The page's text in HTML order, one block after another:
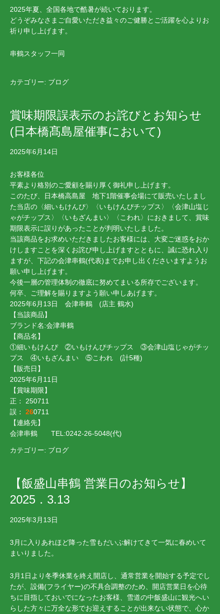
2025年夏、全国各地で酷暑が続いております。
どうぞみなさまご自愛いただき益々のご健勝とご活躍を心よりお
祈り申し上げます。
串鶴スタッフ一同
カテゴリー: ブログ
賞味期限誤表示のお詫びとお知らせ
(日本橋髙島屋催事において)
2025年6月14日
お客様各位
平素より格別のご愛顧を賜り厚く御礼申し上げます。
このたび、日本橋高島屋 地下1階催事会場にて販売いたしまし
た当店の〈細いもけんぴ〉〈いもけんぴチップス〉〈会津山塩じ
ゃがチップス〉〈いもざんまい〉〈こわれ〉におきまして、賞味
期限表示に誤りがあったことが判明いたしました。
当該商品をお求めいただきましたお客様には、大変ご迷惑をおか
けしますことを深くお詫び申し上げますとともに、誠に恐れ入り
ますが、下記の会津串鶴(代表)までお申し出くださいますようお
願い申し上げます。
今後一層の管理体制の徹底に努めてまいる所存でございます。
何卒、ご理解を賜りますよう願い申しあげます。
2025年6月13日 会津串鶴 (店主 鶴水)
【当該商品】
ブランド名:会津串鶴
【商品名】
①細いもけんぴ ②いもけんぴチップス ③会津山塩じゃがチッ
プス ④いもざんまい ⑤こわれ (計5種)
【販売日】
2025年6月11日
【賞味期限】
正： 250711
誤： 260711
【連絡先】
会津串鶴 TEL:0242-26-5048(代)
カテゴリー: ブログ
【飯盛山串鶴 営業日のお知らせ】
2025．3.13
2025年3月13日
3月に入りあれほど降った雪もだいぶ解けてきて一気に春めいて
まいりました。
3月1日より冬季休業を終え開店し、通常営業を開始する予定でし
たが、設備(フライヤー)の不具合調整のため、開店営業日を心待
ちに目指しておいでになったお客様、雪道の中飯盛山に観光へい
らした方々に万全な形でお迎えすることが出来ない状態で、心か